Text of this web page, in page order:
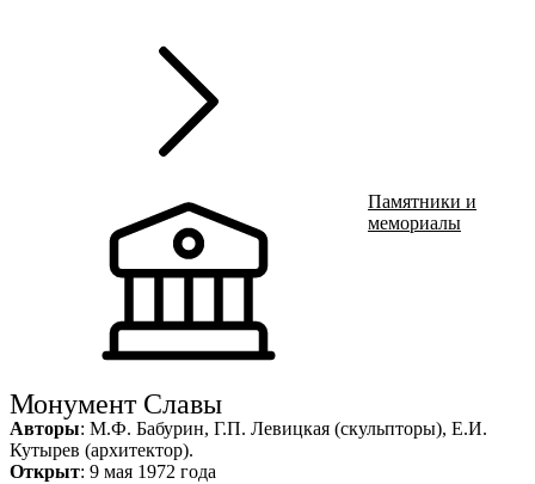
Памятники и
мемориалы
Монумент Славы
Авторы: М.Ф. Бабурин, Г.П. Левицкая (скульпторы), Е.И.
Кутырев (архитектор).
Открыт: 9 мая 1972 года